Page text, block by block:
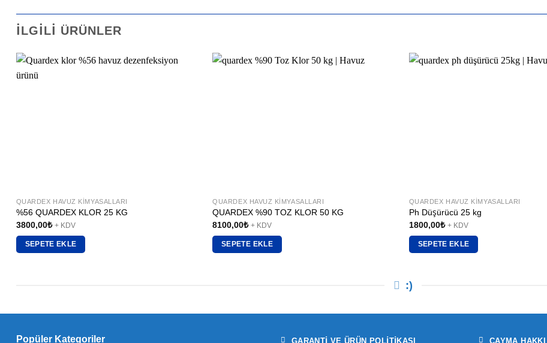
İLGILI ÜRÜNLER
QUARDEX HAVUZ KIMYASALLARI
%56 QUARDEX KLOR 25 KG
3800,00₺ + KDV
SEPETE EKLE
QUARDEX HAVUZ KIMYASALLARI
QUARDEX %90 TOZ KLOR 50 KG
8100,00₺ + KDV
SEPETE EKLE
QUARDEX HAVUZ KIMYASALLARI
Ph Düşürücü 25 kg
1800,00₺ + KDV
SEPETE EKLE
:)
Popüler Kategoriler GARANTI VE ÜRÜN POLITIKASI CAYMA